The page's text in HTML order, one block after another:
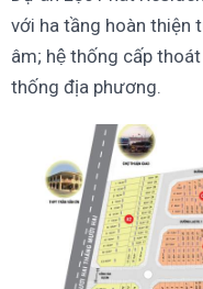
với ha tầng hoàn thiện
âm; hệ thống cấp
thống địa phương.